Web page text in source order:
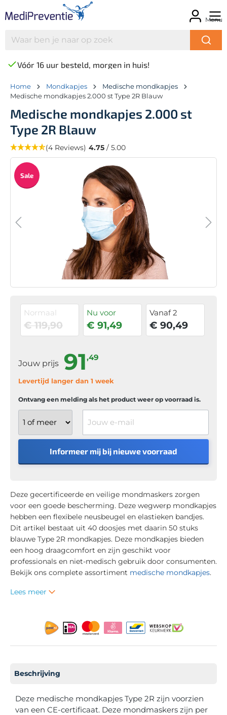
Menu
Vóór 16 uur besteld, morgen in huis!
Home Mondkapjes
Medische mondkapjes
Medische mondkapjes 2.000 st Type 2R Blauw
Medische mondkapjes 2.000 st
Type 2R Blauw
(4 Reviews) 4.75 / 5.00
Sale
Normaal
€ 119,90
Nu voor
€ 91,49
Vanaf 2
€ 90,49
Jouw prijs 91,49
Levertijd langer dan 1 week
Ontvang een melding als het product weer op voorraad is.
Informeer mij bij nieuwe voorraad
Deze gecertificeerde en veilige mondmaskers zorgen
voor een goede bescherming. Deze wegwerp mondkapjes
hebben een flexibele neusbeugel en elastieken bandjes.
Dit artikel bestaat uit 40 doosjes met daarin 50 stuks
blauwe Type 2R mondkapjes. Deze mondkapjes bieden
een hoog draagcomfort en zijn geschikt voor
professionals en niet-medisch gebruik door consumenten.
Bekijk ons complete assortiment medische mondkapjes.
Lees meer
Beschrijving
Deze medische mondkapjes Type 2R zijn voorzien
van een CE-certificaat. Deze mondmaskers zijn per